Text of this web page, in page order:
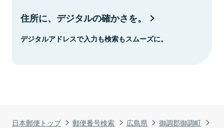
日本郵便トップ 郵便番号検索 広島県
御調郡御調町
住所に、デジタルの確かさを。
デジタルアドレスで入力も検索もスムーズに。